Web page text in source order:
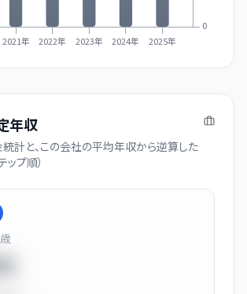
0
2021年 2022年 2023年 2024年 2025年
年収
計と、この会社の平均年収から逆算した
プ順）
歳